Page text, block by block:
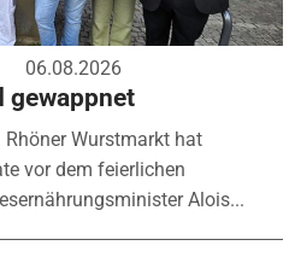
06.08.2026
gewappnet
Wurstmarkt hat
vor dem feierlichen
Alois...